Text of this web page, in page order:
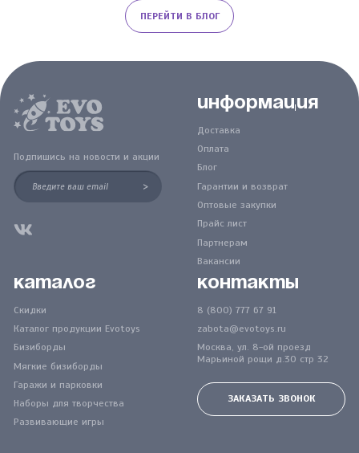
развитии малышей. Для
тренировки пальчиков
здесь собраны элементы,
фактуре.
ПЕРЕЙТИ В БЛОГ
Подпишись на новости и акции
>
Информация
Доставка
Оплата
Блог
Гарантии и возврат
Оптовые закупки
Прайс лист
Партнерам
Вакансии
Каталог
Скидки
Каталог продукции Evotoys
Бизиборды
Мягкие бизиборды
Гаражи и парковки
Наборы для творчества
Развивающие игры
Контакты
8 (800) 777 67 91
zabota@evotoys.ru
Москва, ул. 8-ой проезд
Марьиной рощи д.30 стр 32
ЗАКАЗАТЬ ЗВОНОК